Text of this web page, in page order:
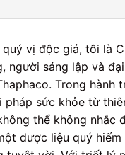
quý vị độc giả, tôi là
người sáng lập và
Trong hành
pháp sức khỏe từ
thể không nhắc
dược liệu quý